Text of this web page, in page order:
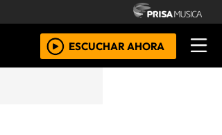
ESCUCHAR AHORA